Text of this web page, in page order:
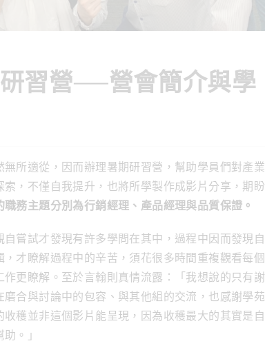
習營──營會簡介與學
所適從，因而辦理暑期研習營，幫助學員們對產業
，不僅自我提升，也將所學製作成影片分享，期盼
務主題分別為行銷經理、產品經理與品質保證。
嘗試才發現有許多學問在其中，過程中因而發現自
才瞭解過程中的辛苦，須花很多時間重複觀看每個
更瞭解。至於言翰則真情流露：「我想說的只有謝
合與討論中的包容、與其他組的交流，也感謝學苑
穫並非這個影片能呈現，因為收穫最大的其實是自
。」